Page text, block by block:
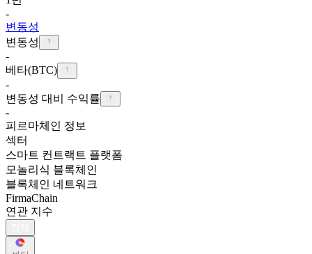
-
변동성
변동성
-
베타(BTC)
-
변동성 대비 수익률
-
피르마체인 정보
섹터
스마트 컨트랙트 플랫폼
모놀리식 블록체인
블록체인 네트워크
FirmaChain
연관 지수